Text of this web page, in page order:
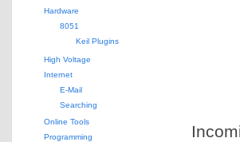
Hardware
8051
Keil Plugins
High Voltage
Internet
E-Mail
Searching
Online Tools
Programming